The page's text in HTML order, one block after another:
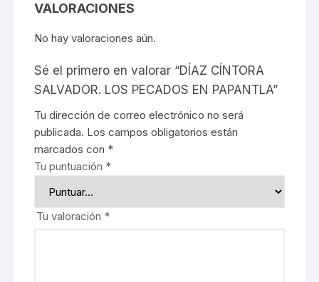
VALORACIONES
No hay valoraciones aún.
Sé el primero en valorar “DÍAZ CÍNTORA
SALVADOR. LOS PECADOS EN PAPANTLA”
Tu dirección de correo electrónico no será
publicada. Los campos obligatorios están
marcados con *
Tu puntuación *
Tu valoración *